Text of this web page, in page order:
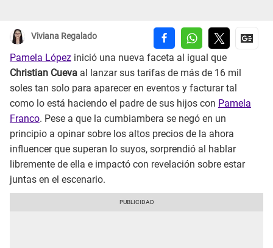
Viviana Regalado
Pamela López inició una nueva faceta al igual que
Christian Cueva al lanzar sus tarifas de más de 16 mil
soles tan solo para aparecer en eventos y facturar tal
como lo está haciendo el padre de sus hijos con Pamela
Franco. Pese a que la cumbiambera se negó en un
principio a opinar sobre los altos precios de la ahora
influencer que superan lo suyos, sorprendió al hablar
libremente de ella e impactó con revelación sobre estar
juntas en el escenario.